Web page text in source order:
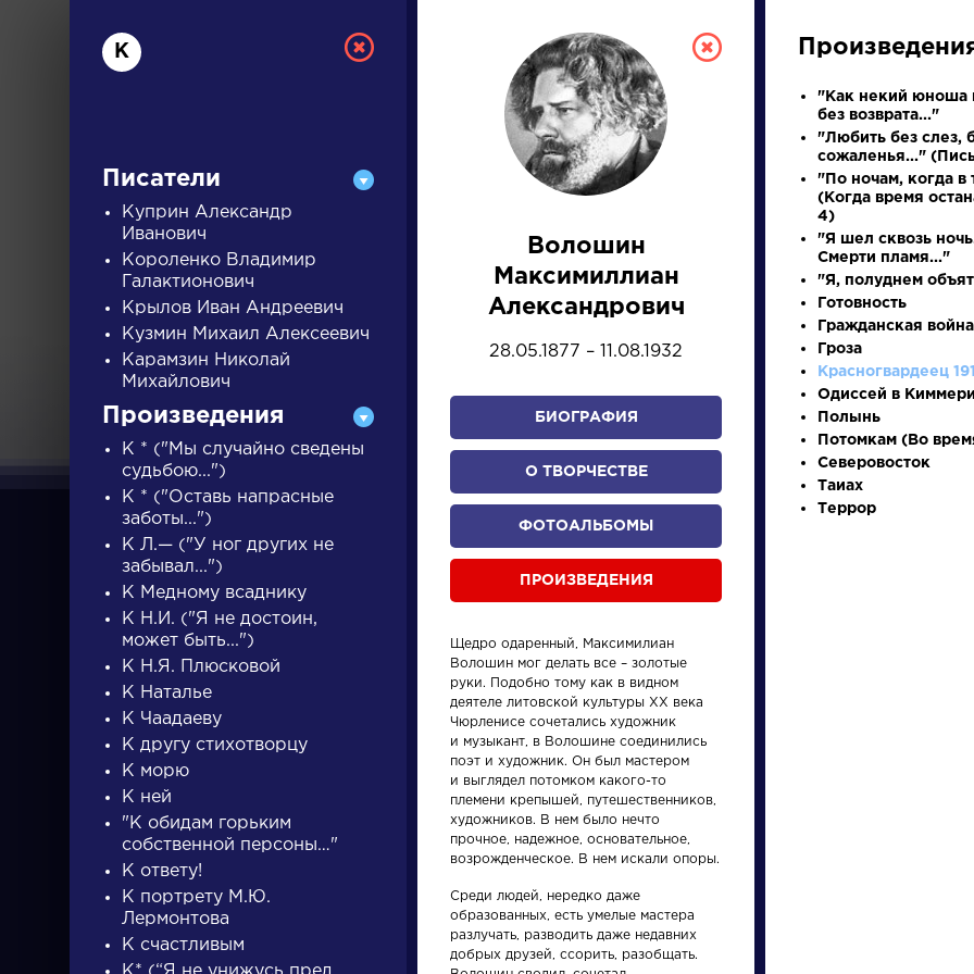
РУССКАЯ
ДЛЯ ПРЕЗЕНТАЦИЙ, УРОКОВ
А Б В Е К Л М Т
произведения
Писатели
Гончаров Иван
Александрович
Алоизий
Могарыч
Ода на день
восшествия на
К
Писатели
Куприн Александр
Иванович
Короленко Владимир
Галактионович
Крылов Иван Андреевич
Кузмин Михаил Алексеевич
Карамзин Николай
Михайлович
Произведения
К * ("Мы случайно сведены
судьбою...")
К * ("Оставь напрасные
заботы...")
К Л.— ("У ног других не
забывал...")
К Медному всаднику
К Н.И. ("Я не достоин,
может быть...")
К Н.Я. Плюсковой
К Наталье
К Чаадаеву
К другу стихотворцу
К морю
К ней
"К обидам горьким
собственной персоны…"
К ответу!
К портрету М.Ю.
Лермонтова
К счастливым
Волошин
Максимиллиан
Александрович
28.05.1877 – 11.08.1932
БИОГРАФИЯ
О ТВОРЧЕСТВЕ
ФОТОАЛЬБОМЫ
ПРОИЗВЕДЕНИЯ
Щедро одаренный, Максимилиан
Волошин мог делать все – золотые
руки. Подобно тому как в видном
деятеле литовской культуры XX века
Чюрленисе сочетались художник
и музыкант, в Волошине соединились
поэт и художник. Он был мастером
и выглядел потомком какого-то
племени крепышей, путешественников,
художников. В нем было нечто
прочное, надежное, основательное,
возрожденческое. В нем искали опоры.
Среди людей, нередко даже
образованных, есть умелые мастера
разлучать, разводить даже недавних
добрых друзей, ссорить, разобщать.
"Как некий юноша
без возврата..."
"Любить без слез,
сожаленья..."
"По ночам, когда в
(Когда время
4)
"Я шел сквозь
Смерти пламя..."
"Я, полуднем
Готовность
Гражданская война
Гроза
Красногвардеец
Одиссей в
Полынь
Потомкам (Во
Северовосток
Таиах
Террор